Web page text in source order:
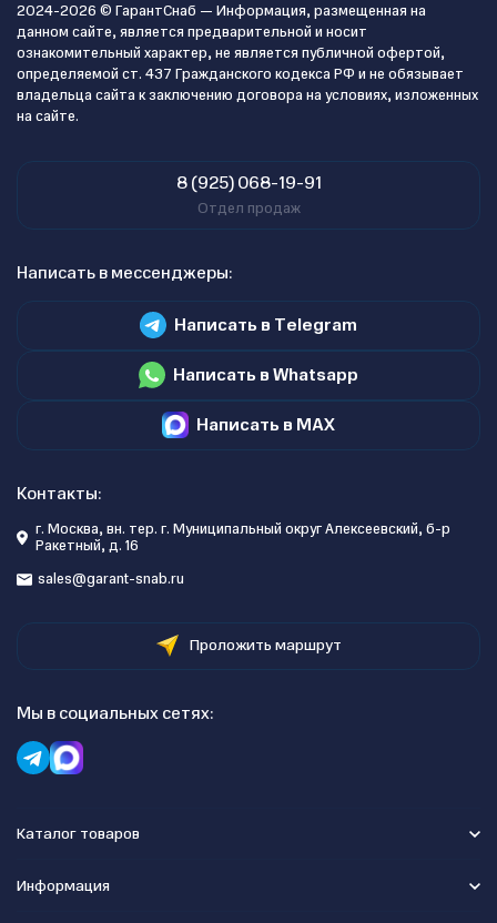
2024-2026 © ГарантСнаб — Информация, размещенная на
данном сайте, является предварительной и носит
ознакомительный характер, не является публичной офертой,
определяемой ст. 437 Гражданского кодекса РФ и не обязывает
владельца сайта к заключению договора на условиях, изложенных
на сайте.
8 (925) 068-19-91
Отдел продаж
Написать в мессенджеры:
Написать в Telegram
Написать в Whatsapp
Написать в MAX
Контакты:
г. Москва, вн. тер. г. Муниципальный округ Алексеевский, б-р
Ракетный, д. 16
sales@garant-snab.ru
Проложить маршрут
Мы в социальных сетях:
Каталог товаров
Информация